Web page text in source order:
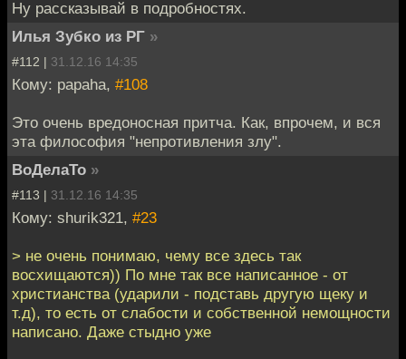
Ну рассказывай в подробностях.
Илья Зубко из РГ »
#112 | 31.12.16 14:35
Кому: papaha, #108
Это очень вредоносная притча. Как, впрочем, и вся
эта философия "непротивления злу".
ВоДелаТо »
#113 | 31.12.16 14:35
Кому: shurik321, #23
> не очень понимаю, чему все здесь так
восхищаются)) По мне так все написанное - от
христианства (ударили - подставь другую щеку и
т.д), то есть от слабости и собственной немощности
написано. Даже стыдно уже